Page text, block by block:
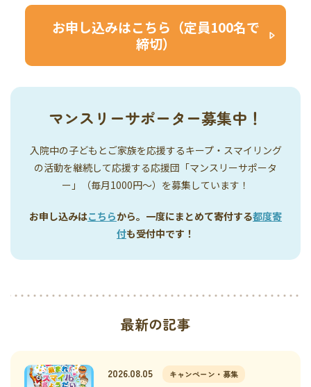
お申し込みはこちら（定員100名で
締切）
マンスリーサポーター募集中！
入院中の子どもとご家族を応援するキープ・スマイリング
の活動を継続して応援する応援団「マンスリーサポータ
ー」（毎月1000円〜）を募集しています！
お申し込みはこちらから。一度にまとめて寄付する都度寄
付も受付中です！
最新の記事
2026.08.05 キャンペーン・募集